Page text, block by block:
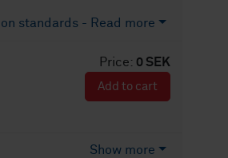
standards - Read more
Price: 0 SEK
Add to cart
Show more